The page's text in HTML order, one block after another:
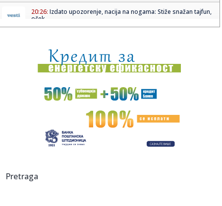
20:26: Izdato upozorenje, nacija na nogama: Stiže snažan tajfun,
oček...
20:21:Stoner o Banjaji: "Žao mi je"
20:21:SRBIN UTIŠAO SOLUN: Za ovo mu je bilo potrebno samo
16 sekundi!
Izbor novog visokog predstavnika u BiH posle oktobarskih
20:14:Brza pruga između Beograda i Budimpešte najavljena za
"Samo ...
Pretraga